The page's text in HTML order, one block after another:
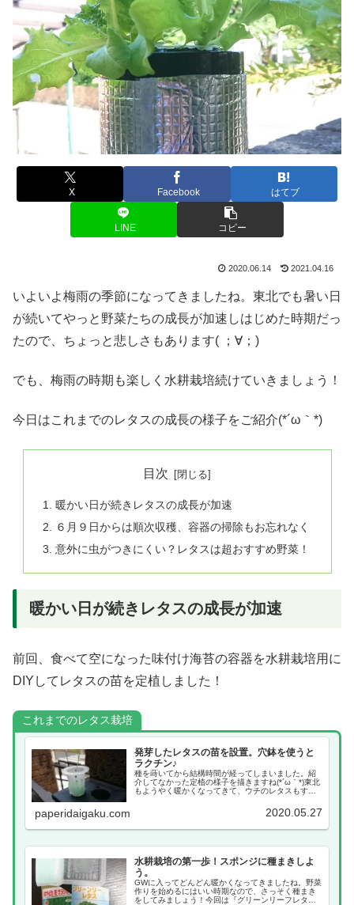
X Facebook はてブ
LINE コピー
2020.06.14 2021.04.16
いよいよ梅雨の季節になってきましたね。東北でも暑い日
が続いてやっと野菜たちの成長が加速しはじめた時期だっ
たので、ちょっと悲しさもあります( ；∀；)
でも、梅雨の時期も楽しく水耕栽培続けていきましょう！
今日はこれまでのレタスの成長の様子をご紹介(*´ω｀*)
目次
暖かい日が続きレタスの成長が加速
６月９日からは順次収穫、容器の掃除もお忘れなく
意外に虫がつきにくい？レタスは超おすすめ野菜！
暖かい日が続きレタスの成長が加速
前回、食べて空になった味付け海苔の容器を水耕栽培用に
DIYしてレタスの苗を定植しました！
これまでのレタス栽培
発芽したレタスの苗を設置。穴鉢を使うと
ラクチン♪
種を蒔いてから結構時間が経ってしまいました。紹
介してなかった定植の様子を描きますね(*´ω｀*)東北
もようやく暖かくなってきて、ウチのレタスもすく
しました！ちょっと徒長気味…これは発芽してすぐ
paperidaigaku.com 2020.05.27
水耕栽培の第一歩！スポンジに種まきしよ
う。
GWに入ってどんどん暖かくなってきましたね。野菜
作りを始めるにはいい時期なので、さっそく種まき
をしてみましょう！今回は『グリーンリーフレタ